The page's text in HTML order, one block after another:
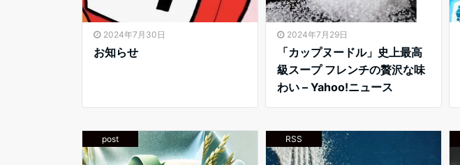
2024年7月30日
お知らせ
2024年7月29日
「カップヌードル」史上最高
級スープ フレンチの贅沢な味
わい – Yahoo!ニュース
post RSS